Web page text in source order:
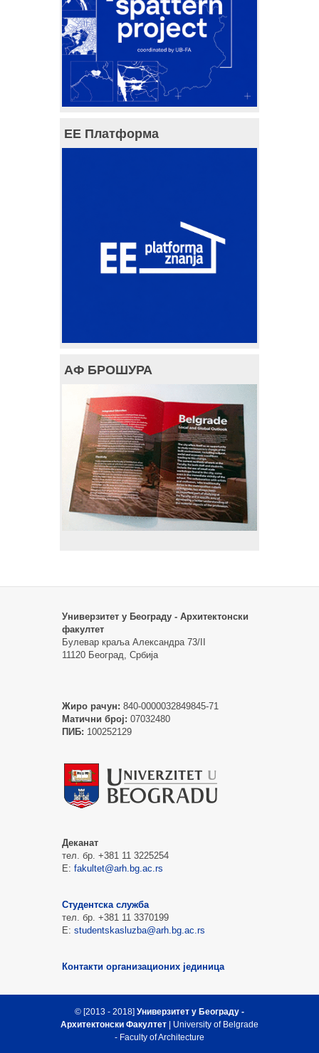
ЕЕ Платформа
АФ БРОШУРА
Универзитет у Београду - Архитектонски
факултет
Булевар краља Александра 73/II
11120 Београд, Србија
Жиро рачун: 840-0000032849845-71
Матични број: 07032480
ПИБ: 100252129
Деканат
тел. бр. +381 11 3225254
Е: fakultet@arh.bg.ac.rs
Студентска служба
тел. бр. +381 11 3370199
Е: studentskasluzba@arh.bg.ac.rs
Контакти организационих јединица
© [2013 - 2018] Универзитет у Београду -
Архитектонски Факултет | University of Belgrade
- Faculty of Architecture